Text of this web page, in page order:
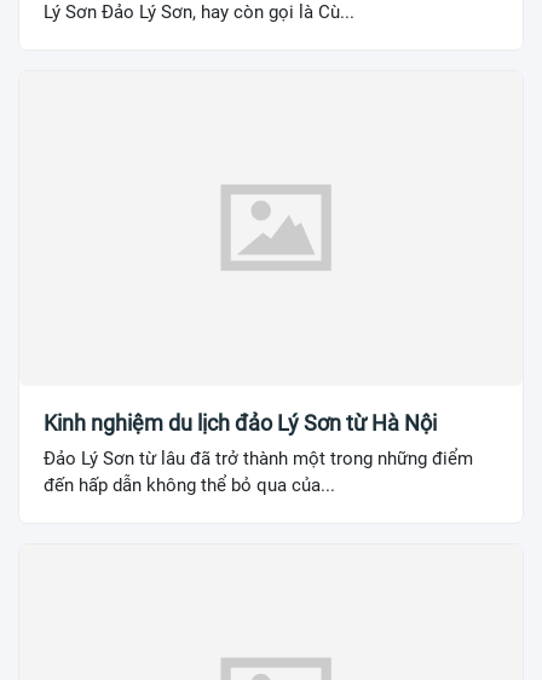
Lý Sơn Đảo Lý Sơn, hay còn gọi là Cù...
Kinh nghiệm du lịch đảo Lý Sơn từ Hà Nội
Đảo Lý Sơn từ lâu đã trở thành một trong những điểm
đến hấp dẫn không thể bỏ qua của...